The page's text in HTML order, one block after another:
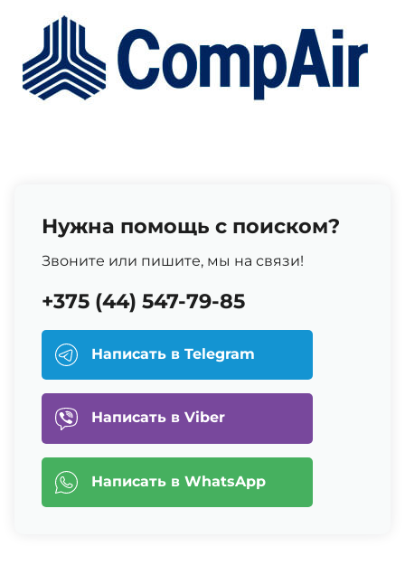
Нужна помощь с поиском?
Звоните или пишите, мы на связи!
+375 (44) 547-79-85
Написать в Telegram
Написать в Viber
Написать в WhatsApp